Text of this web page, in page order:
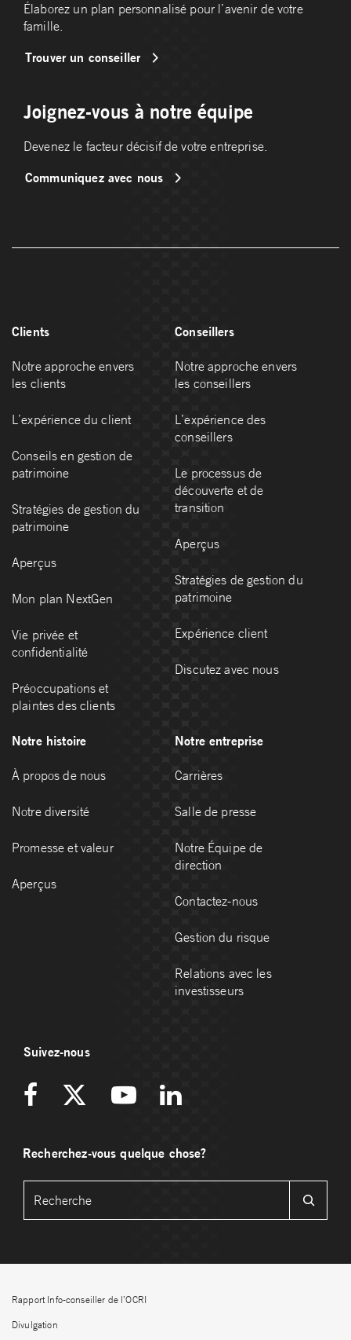
Élaborez un plan personnalisé pour l’avenir de votre
famille.
Trouver un conseiller
Joignez-vous à notre équipe
Devenez le facteur décisif de votre entreprise.
Communiquez avec nous
Clients
Notre approche envers
les clients
L’expérience du client
Conseils en gestion de
patrimoine
Stratégies de gestion du
patrimoine
Aperçus
Mon plan NextGen
Vie privée et
confidentialité
Préoccupations et
plaintes des clients
Conseillers
Notre approche envers
les conseillers
L’expérience des
conseillers
Le processus de
découverte et de
transition
Aperçus
Stratégies de gestion du
patrimoine
Expérience client
Discutez avec nous
Notre histoire
À propos de nous
Notre diversité
Promesse et valeur
Aperçus
Notre entreprise
Carrières
Salle de presse
Notre Équipe de
direction
Contactez-nous
Gestion du risque
Relations avec les
investisseurs
Suivez-nous
Recherchez-vous quelque chose?
Rapport Info-conseiller de l’OCRI
Divulgation